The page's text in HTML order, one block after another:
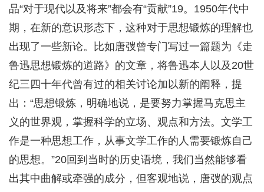
品“对于现代以及将来”都会有“贡献”19。1950年代中
期，在新的意识形态下，这种对于思想锻炼的理解也
出现了一些新论。比如唐弢曾专门写过一篇题为《走
鲁迅思想锻炼的道路》的文章，将鲁迅本人以及20世
纪三四十年代曾有过的相关讨论加以新的阐释，提
出：“思想锻炼，明确地说，是要努力掌握马克思主
义的世界观，掌握科学的立场、观点和方法。文学工
作是一种思想工作，从事文学工作的人需要锻炼自己
的思想。”20回到当时的历史语境，我们当然能够看
出其中曲解或牵强的成分，但客观地说，唐弢的观点